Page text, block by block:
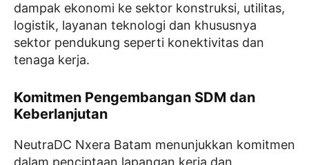
dampak ekonomi ke sektor konstruksi, utilitas,
logistik, layanan teknologi dan khususnya
sektor pendukung seperti konektivitas dan
tenaga kerja.
Komitmen Pengembangan SDM dan
Keberlanjutan
NeutraDC Nxera Batam menunjukkan komitmen
dalam penciptaan lapangan kerja dan